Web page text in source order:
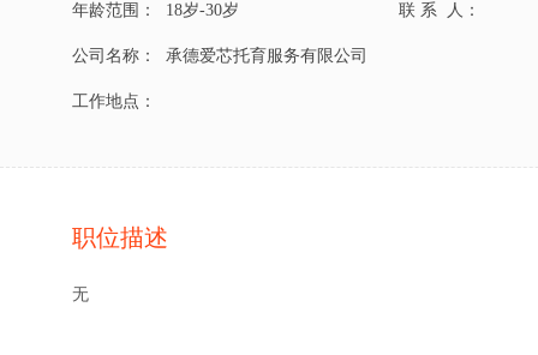
年龄范围： 18岁-30岁 联 系 人：
公司名称： 承德爱芯托育服务有限公司
工作地点：
职位描述
无